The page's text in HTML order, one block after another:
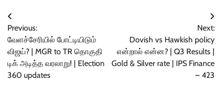
Post
navigation
Previous:
வேளச்சேரியில் போட்டியிடும்
விஜய்? | MGR to TR தொகுதி
டிக் அடித்த வரலாறு! | Election
360 updates
Next:
Dovish vs Hawkish policy
என்றால் என்ன? | Q3 Results |
Gold & Silver rate | IPS Finance
– 423